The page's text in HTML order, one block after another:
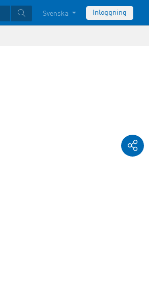
Svenska Inloggning